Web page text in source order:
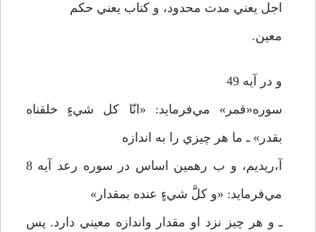
اجل يعني مدت محدود، و کتاب يعني حکم
معين.
و در آيه 49
سوره«قمر» مي‌فرمايد: «انّا کل شيءٍ خلقناه
بقدر» ـ ما هر چيزي را به اندازه
آ،ريديم، و ب رهمين اساس در سوره رعد آيه 8
مي‌فرمايد: «و کلَّ شيءٍ عنده بمقدار»
ـ و هر چيز نزد او مقدار واندازه معيني دارد. پس